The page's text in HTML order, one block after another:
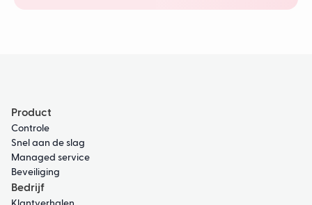
Product
Controle
Snel aan de slag
Managed service
Beveiliging
Bedrijf